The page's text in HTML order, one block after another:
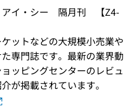
アイ・シー 隔月刊 【Z4-
ットなどの大規模小売業や
専門誌です。最新の業界動
ッピングセンターのレビュ
が掲載されています。